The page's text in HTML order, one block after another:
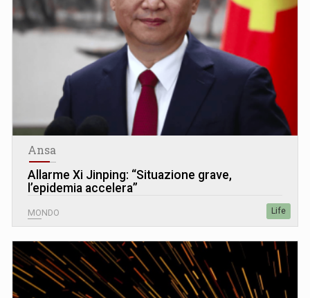
Ansa
Allarme Xi Jinping: “Situazione grave,
l’epidemia accelera”
MONDO Life